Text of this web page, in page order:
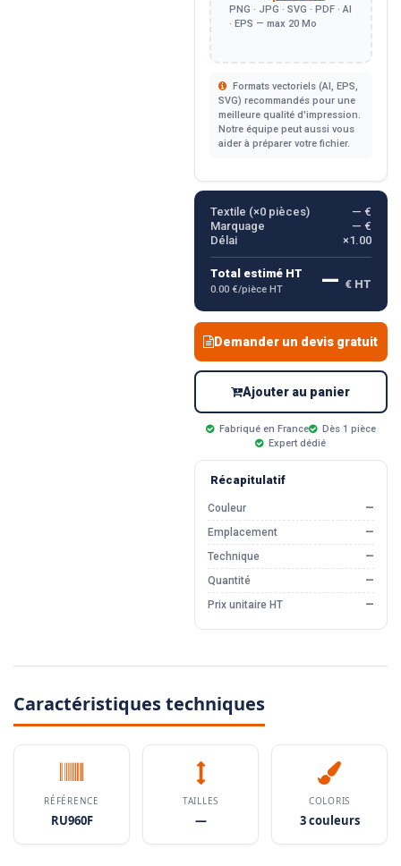
PNG · JPG · SVG · PDF · AI
· EPS — max 20 Mo
Formats vectoriels (AI, EPS,
SVG) recommandés pour une
meilleure qualité d'impression.
Notre équipe peut aussi vous
aider à préparer votre fichier.
Textile (×0pièces)
— €
Marquage
— €
Délai
×1.00
Total estimé HT
0.00 €/pièce HT — € HT
Demander un devis gratuit
Ajouter au panier
Fabriqué en France
Dès 1 pièce
Expert dédié
Récapitulatif
Couleur
—
Emplacement
—
Technique
—
Quantité
—
Prix unitaire HT
—
Caractéristiques techniques
RÉFÉRENCE
RU960F
TAILLES
—
COLORIS
3 couleurs